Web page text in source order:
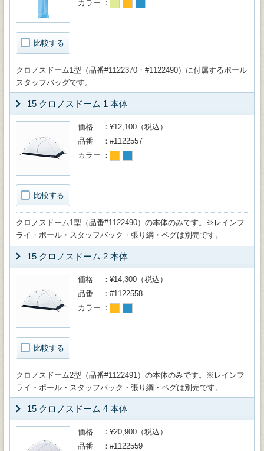
比較する
カラー
クロノスドーム1型（品番#1122370・#1122490）に付属するポール
スタッフバッグです。
15 クロノスドーム 1 本体
比較する
価格
¥12,100（税込）
品番
#1122557
カラー
クロノスドーム1型（品番#1122490）の本体のみです。※レインフ
ライ・ポール・スタッフバック・張り綱・ペグは別売です。
15 クロノスドーム 2 本体
比較する
価格
¥14,300（税込）
品番
#1122558
カラー
クロノスドーム2型（品番#1122491）の本体のみです。※レインフ
ライ・ポール・スタッフバック・張り綱・ペグは別売です。
15 クロノスドーム 4 本体
価格
¥20,900（税込）
品番
#1122559